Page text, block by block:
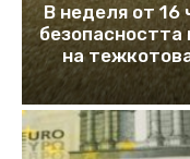
В неделя от 16
на